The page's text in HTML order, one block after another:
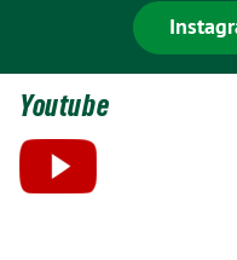
Youtube